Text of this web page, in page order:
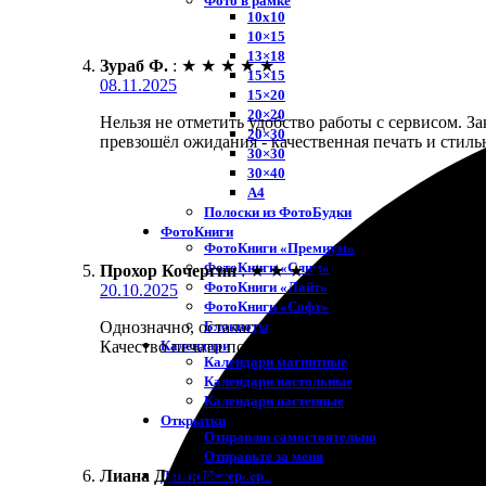
10х10
10×15
13×18
15×15
15×20
20×20
20×30
30×30
30×40
A4
Полоски из ФотоБудки
ФотоКниги
ФотоКниги «Премиум»
ФотоКниги «Слим»
ФотоКниги «Лайт»
ФотоКниги «Софт»
Блокноты
Календари
Календари магнитные
Календари настольные
Календари настенные
Открытки
Отправлю самостоятельно
Отправьте за меня
Декор Интерьера
Зураб Ф. : ★ ★ ★ ★ ★
08.11.2025
Нельзя не отметить удобство работы с сервисом.
превзошёл ожидания - качественная печать и
Прохор Кочергин : ★ ★ ★ ★ ★
20.10.2025
Однозначно, осталась довольна. Удобный сайт и
Качество печати порадовало, цвета яркие и
Лиана Дашкова : ★ ★